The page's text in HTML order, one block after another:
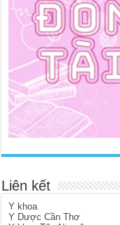
Liên kết
Y khoa
Y Dược Cần Thơ